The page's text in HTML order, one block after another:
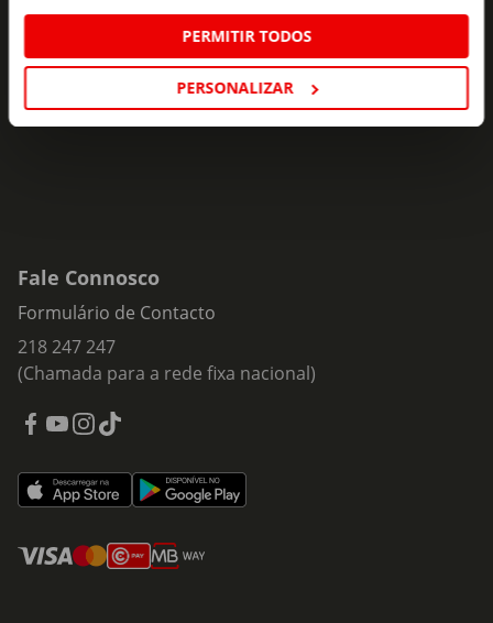
PERMITIR TODOS
PERSONALIZAR
Subscreva e descubra campanhas exclusivas,
ofertas e novidades para si.
Fale Connosco
Formulário de Contacto
218 247 247
(Chamada para a rede fixa nacional)